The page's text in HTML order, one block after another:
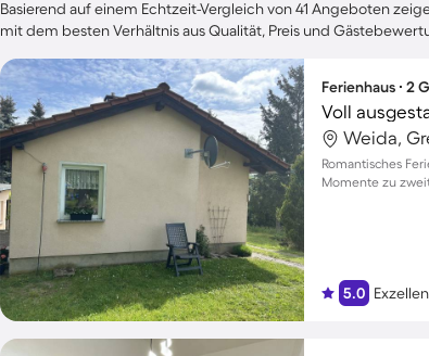
Basierend auf einem Echtzeit-Vergleich von 41 Angeboten
mit dem besten Verhältnis aus Qualität, Preis und
Ferienhaus ∙ 2
Voll
Weida,
Romantisches
Momente zu
5.0